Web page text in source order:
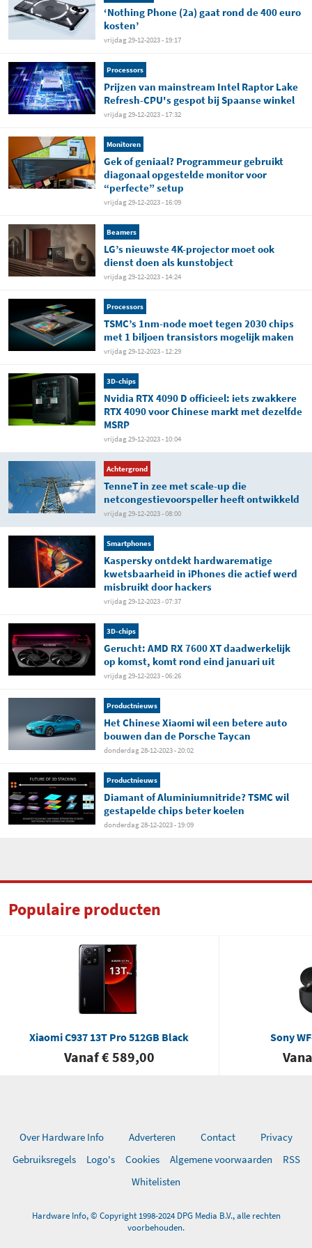
‘Nothing Phone (2a) gaat rond de 400 euro
kosten’
vrijdag 29-12-2023 - 19:17
Processors
Prijzen van mainstream Intel Raptor Lake
Refresh-CPU's gespot bij Spaanse winkel
vrijdag 29-12-2023 - 17:32
Monitoren
Gek of geniaal? Programmeur gebruikt
diagonaal opgestelde monitor voor
“perfecte” setup
vrijdag 29-12-2023 - 16:09
Beamers
LG’s nieuwste 4K-projector moet ook
dienst doen als kunstobject
vrijdag 29-12-2023 - 14:24
Processors
TSMC’s 1nm-node moet tegen 2030 chips
met 1 biljoen transistors mogelijk maken
vrijdag 29-12-2023 - 12:29
3D-chips
Nvidia RTX 4090 D officieel: iets zwakkere
RTX 4090 voor Chinese markt met dezelfde
MSRP
vrijdag 29-12-2023 - 10:04
Achtergrond
TenneT in zee met scale-up die
netcongestievoorspeller heeft ontwikkeld
vrijdag 29-12-2023 - 08:00
Smartphones
Kaspersky ontdekt hardwarematige
kwetsbaarheid in iPhones die actief werd
misbruikt door hackers
vrijdag 29-12-2023 - 07:37
3D-chips
Gerucht: AMD RX 7600 XT daadwerkelijk
op komst, komt rond eind januari uit
vrijdag 29-12-2023 - 06:26
Productnieuws
Het Chinese Xiaomi wil een betere auto
bouwen dan de Porsche Taycan
donderdag 28-12-2023 - 20:02
Productnieuws
Diamant of Aluminiumnitride? TSMC wil
gestapelde chips beter koelen
donderdag 28-12-2023 - 19:09
Populaire producten
Xiaomi C937 13T Pro 512GB Black
Vanaf € 589,00
Sony
Over Hardware Info Adverteren Contact
Privacy
Gebruiksregels
Logo's Cookies Algemene voorwaarden
RSS
Whitelisten
Hardware Info, © Copyright 1998-2024 DPG Media B.V., alle rechten
voorbehouden.